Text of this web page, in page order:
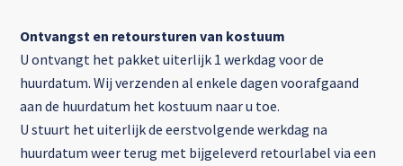
Ontvangst en retoursturen van kostuum
U ontvangt het pakket uiterlijk 1 werkdag voor de
huurdatum. Wij verzenden al enkele dagen voorafgaand
aan de huurdatum het kostuum naar u toe.
U stuurt het uiterlijk de eerstvolgende werkdag na
huurdatum weer terug met bijgeleverd retourlabel via een